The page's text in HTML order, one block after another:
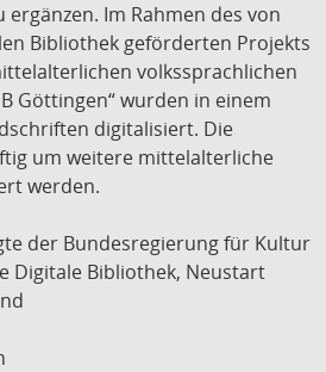
Im Rahmen des von
Bibliothek geförderten Projekts
volkssprachlichen
Göttingen“ wurden in einem
digitalisiert. Die
um weitere mittelalterliche
werden.
der Bundesregierung für Kultur
Digitale Bibliothek, Neustart